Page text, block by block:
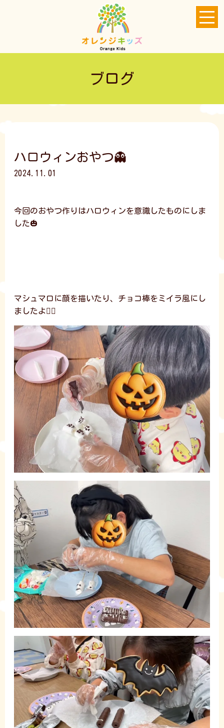
ブログ
ハロウィンおやつ👻
2024.11.01
今回のおやつ作りはハロウィンを意識したものにしま
した🎃
マシュマロに顔を描いたり、チョコ棒をミイラ風にし
ましたよ🧟‍♂️